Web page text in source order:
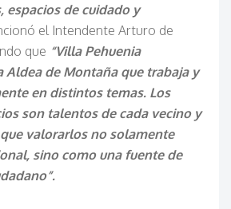
espacios de cuidado y
el Intendente Arturo de
que “Villa Pehuenia
Aldea de Montaña que trabaja y
en distintos temas. Los
son talentos de cada vecino y
valorarlos no solamente
sino como una fuente de